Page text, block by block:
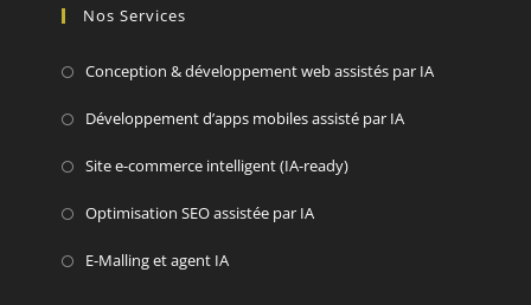
Nos Services
Conception & développement web assistés par IA
Développement d’apps mobiles assisté par IA
Site e-commerce intelligent (IA-ready)
Optimisation SEO assistée par IA
E-Malling et agent IA